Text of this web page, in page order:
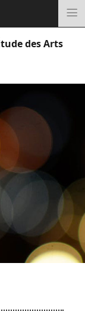
des Arts